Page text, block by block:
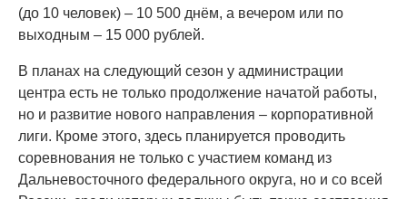
(до 10 человек) – 10 500 днём, а вечером или по
выходным – 15 000 рублей.
В планах на следующий сезон у администрации
центра есть не только продолжение начатой работы,
но и развитие нового направления – корпоративной
лиги. Кроме этого, здесь планируется проводить
соревнования не только с участием команд из
Дальневосточного федерального округа, но и со всей